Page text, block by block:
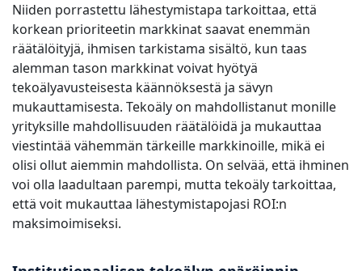
Niiden porrastettu lähestymistapa tarkoittaa, että
korkean prioriteetin markkinat saavat enemmän
räätälöityjä, ihmisen tarkistama sisältö, kun taas
alemman tason markkinat voivat hyötyä
tekoälyavusteisesta käännöksestä ja sävyn
mukauttamisesta. Tekoäly on mahdollistanut monille
yrityksille mahdollisuuden räätälöidä ja mukauttaa
viestintää vähemmän tärkeille markkinoille, mikä ei
olisi ollut aiemmin mahdollista. On selvää, että ihminen
voi olla laadultaan parempi, mutta tekoäly tarkoittaa,
että voit mukauttaa lähestymistapojasi ROI:n
maksimoimiseksi.